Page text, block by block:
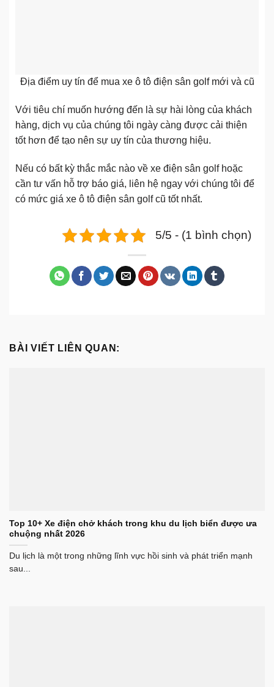
Địa điểm uy tín để mua xe ô tô điện sân golf mới và cũ
Với tiêu chí muốn hướng đến là sự hài lòng của khách
hàng, dịch vụ của chúng tôi ngày càng được cải thiện
tốt hơn để tạo nên sự uy tín của thương hiệu.
Nếu có bất kỳ thắc mắc nào về xe điện sân golf hoặc
cần tư vấn hỗ trợ báo giá, liên hệ ngay với chúng tôi để
có mức giá xe ô tô điện sân golf cũ tốt nhất.
5/5 - (1 bình chọn)
BÀI VIẾT LIÊN QUAN:
Top 10+ Xe điện chở khách trong khu du lịch biển được ưa
chuộng nhất 2026
Du lịch là một trong những lĩnh vực hồi sinh và phát triển mạnh
sau...